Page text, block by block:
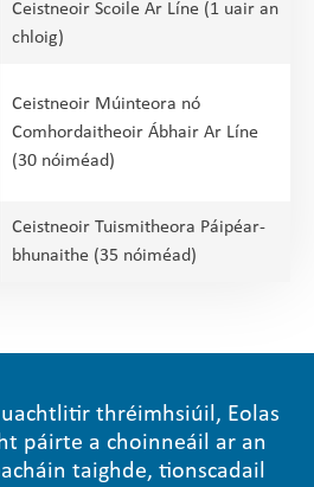
Ceistneoir Scoile Ar Líne (1 uair an
chloig)
Ceistneoir Múinteora nó
Comhordaitheoir Ábhair Ar Líne
(30 nóiméad)
Ceistneoir Tuismitheora Páipéar-
bhunaithe (35 nóiméad)
thréimhsiúil, Eolas
páirte a choinneáil ar an
taighde, tionscadail